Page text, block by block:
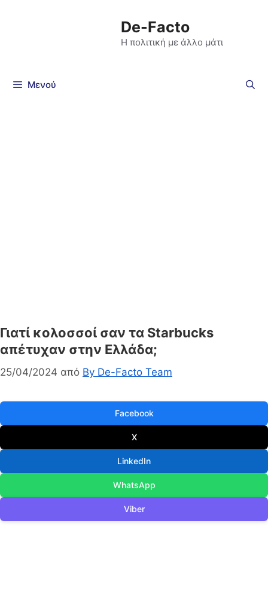
De-Facto
Η πολιτική με άλλο μάτι
Μενού
Γιατί κολοσσοί σαν τα Starbucks
απέτυχαν στην Ελλάδα;
25/04/2024 από By De-Facto Team
Facebook
X
LinkedIn
WhatsApp
Viber